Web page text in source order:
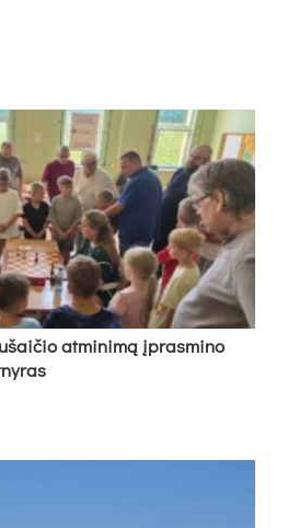
at­mi­ni­mą įpras­mi­no